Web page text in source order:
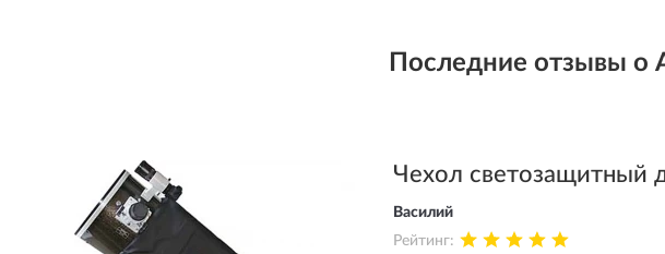
Последние отзывы о
Чехол светозащитный
Василий
Рейтинг: